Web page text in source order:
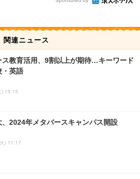
関連ニュース
ス教育活用、9割以上が期待…キーワード
・英語
19:15
、2024年メタバースキャンパス開設
) 11:17